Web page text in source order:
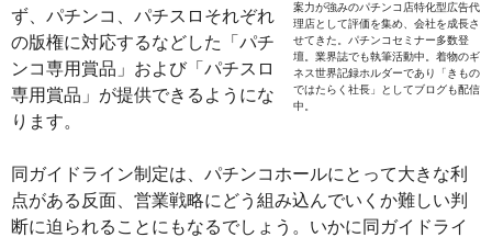
案力が強みのパチンコ店特化型広告代
理店として評価を集め、会社を成長さ
せてきた。パチンコセミナー多数登
壇。業界誌でも執筆活動中。着物のギ
ネス世界記録ホルダーであり「きもの
ではたらく社長」としてブログも配信
中。
ず、パチンコ、パチスロそれぞれ
の版権に対応するなどした「パチ
ンコ専用賞品」および「パチスロ
専用賞品」が提供できるようにな
ります。
同ガイドライン制定は、パチンコホールにとって大きな利
点がある反面、営業戦略にどう組み込んでいくか難しい判
断に迫られることにもなるでしょう。いかに同ガイドライ